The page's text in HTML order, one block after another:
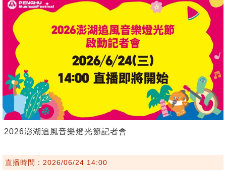
2026澎湖追風音樂燈光節記者會
直播時間：2026/06/24 14:00